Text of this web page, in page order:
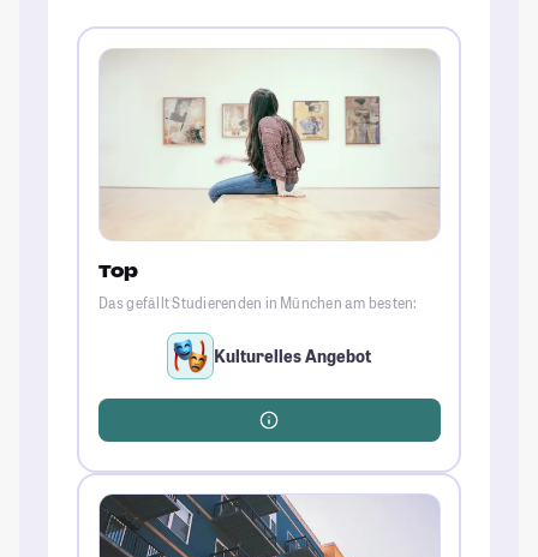
Top
Das gefällt Studierenden in München am besten:
Kulturelles Angebot